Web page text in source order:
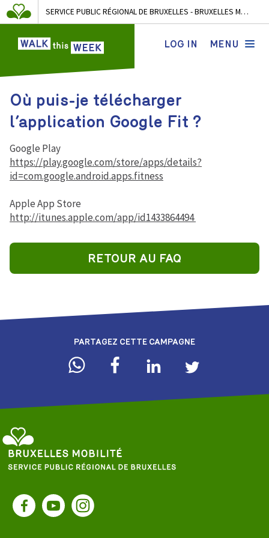
SERVICE PUBLIC RÉGIONAL DE BRUXELLES - BRUXELLES MOBILITÉ
LOG IN MENU
Où puis-je télécharger
l’application Google Fit ?
Google Play
https://play.google.com/store/apps/details?
id=com.google.android.apps.fitness
Apple App Store
http://itunes.apple.com/app/id1433864494
RETOUR AU FAQ
PARTAGEZ CETTE CAMPAGNE
Public
Régional
FacebookYouTubeInstagram